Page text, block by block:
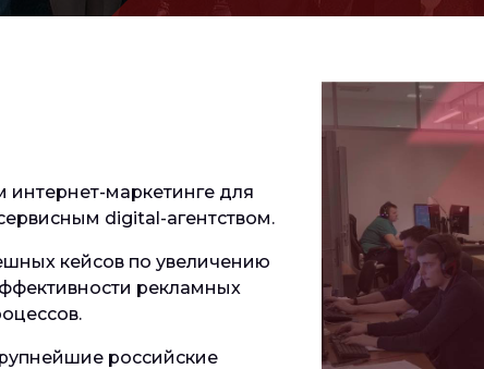
маркетинге для
digital-агентством.
кейсов по увеличению
рекламных
российские